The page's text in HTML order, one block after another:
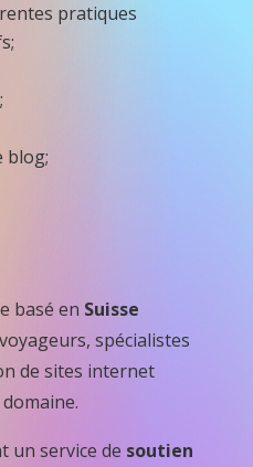
pratiques
blog;
basé en Suisse
spécialistes
de sites internet
un service de soutien